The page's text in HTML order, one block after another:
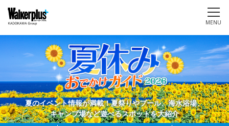
MENU
夏のイベント情報が満載！夏祭りやプール、海水浴場、
キャンプ場など遊べるスポットを大紹介